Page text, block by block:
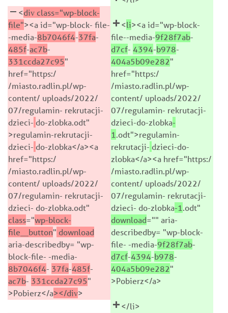
<div class="wp-block-
file"><a id="wp-block- file-
-media-8b7046f4-37fa-
485f-ac7b-
331ccda27c95"
href="https:/
/miasto.radlin.pl/wp-
content/ uploads/2022/
07/regulamin- rekrutacji-
dzieci- do-zlobka.odt"
>regulamin-rekrutacji-
dzieci- do-zlobka</a><a
href="https:/
/miasto.radlin.pl/wp-
content/ uploads/2022/
07/regulamin- rekrutacji-
dzieci- do-zlobka.odt"
class="wp-block-
file__button" download
aria-describedby= "wp-
block-file- -media-
8b7046f4- 37fa-485f-
ac7b- 331ccda27c95"
>Pobierz</a></div>
<li><a id="wp-block-
file--media-9f28f7ab-
d7cf- 4394-b978-
404a5b09e282"
href="https:/
/miasto.radlin.pl/wp-
content/ uploads/2022/
07/regulamin- rekrutacji-
dzieci-do-zlobka-
1 .odt">regulamin-
rekrutacji- dzieci-do-
zlobka</a><a href="https:/
/miasto.radlin.pl/wp-
content/ uploads/2022/
07/regulamin- rekrutacji-
dzieci- do-zlobka-1 .odt"
download="" aria-
describedby= "wp-block-
file- -media-9f28f7ab-
d7cf-4394-b978-
404a5b09e282"
>Pobierz</a>
</li>